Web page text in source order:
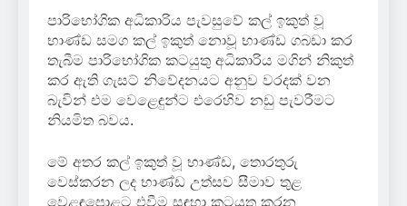
පාරිභෝගික අධිකාරිය පැවසුවේ කල් ඉකුත් වූ
භාණ්ඩ සමග කල් ඉකුත් නොවූ භාණ්ඩ ගබඩා කර
තැබීම පාරිභෝගික කටයුතු අධිකාරිය මගින් නිකුත්
කර ඇති ගැසට් නිවේදනයට අනුව වරදක් වන
බැවින් එම වෙළෙඳුන්ට එරෙහිව නඩු පැවරීමට
නියමිත බවය.
මේ අතර කල් ඉකුත් වූ භාණ්ඩ, තොරතුරු
වෙස්කරන ලද භාණ්ඩ උත්සව සීමාව තුළ
වෙළඳපොළට එවීම සඳහා කටයුතු කරන